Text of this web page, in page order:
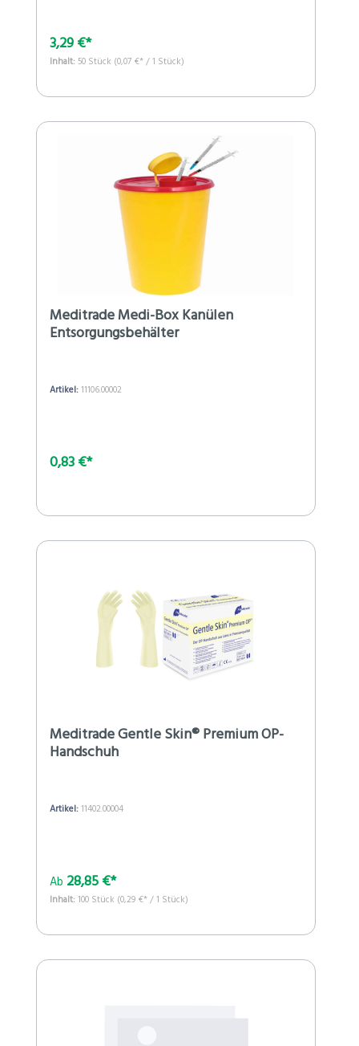
3,29 €*
Inhalt:50 Stück (0,07 €* / 1 Stück)
Meditrade Medi-Box Kanülen
Entsorgungsbehälter
Artikel:11106.00002
0,83 €*
Meditrade Gentle Skin® Premium OP-
Handschuh
Artikel:11402.00004
Ab 28,85 €*
Inhalt:100 Stück (0,29 €* / 1 Stück)